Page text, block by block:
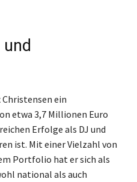
ein
etwa 3,7 Millionen Euro
Erfolge als DJ und
ist. Mit einer Vielzahl von
Portfolio hat er sich als
national als auch